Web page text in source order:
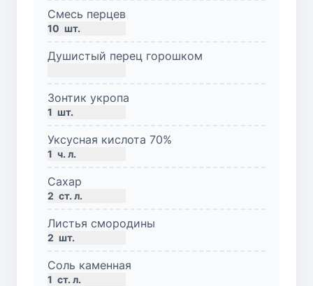
Смесь перцев
10 шт.
Душистый перец горошком
Зонтик укропа
1 шт.
Уксусная кислота 70%
1 ч. л.
Сахар
2 ст. л.
Листья смородины
2 шт.
Соль каменная
1 ст. л.